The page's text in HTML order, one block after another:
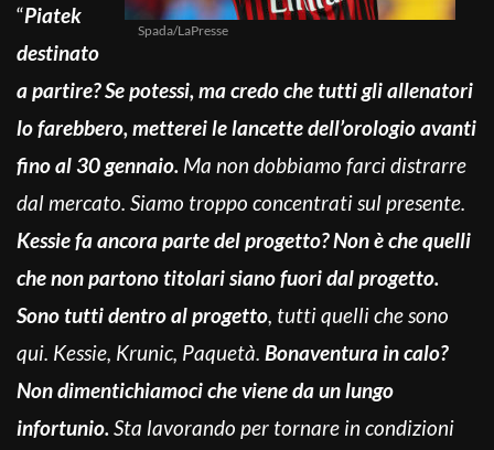
Spada/LaPresse
“Piatek
destinato
a partire? Se potessi, ma credo che tutti gli allenatori
lo farebbero, metterei le lancette dell’orologio avanti
fino al 30 gennaio. Ma non dobbiamo farci distrarre
dal mercato. Siamo troppo concentrati sul presente.
Kessie fa ancora parte del progetto? Non è che quelli
che non partono titolari siano fuori dal progetto.
Sono tutti dentro al progetto, tutti quelli che sono
qui. Kessie, Krunic, Paquetà. Bonaventura in calo?
Non dimentichiamoci che viene da un lungo
infortunio.Sta lavorando per tornare in condizioni